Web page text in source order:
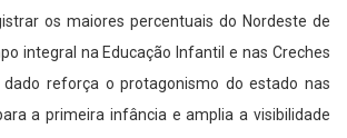
os maiores percentuais do Nordeste de
integral na Educação Infantil e nas Creches
dado reforça o protagonismo do estado nas
a primeira infância e amplia a visibilidade